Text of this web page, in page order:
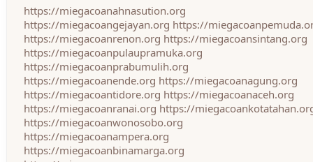
https://miegacoanahnasution.org
https://miegacoangejayan.org https://
https://miegacoanrenon.org https://miegacoansintang.org
https://miegacoanpulaupramuka.org
https://miegacoanprabumulih.org
https://miegacoanende.org https://miegacoanagung.org
https://miegacoantidore.org https://miegacoanaceh.org
https://miegacoanranai.org https://
https://miegacoanwonosobo.org
https://miegacoanampera.org
https://miegacoanbinamarga.org